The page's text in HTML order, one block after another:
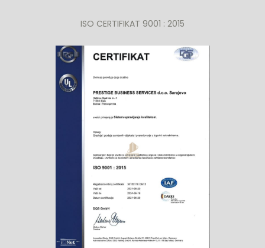
ISO CERTIFIKAT 9001 : 2015